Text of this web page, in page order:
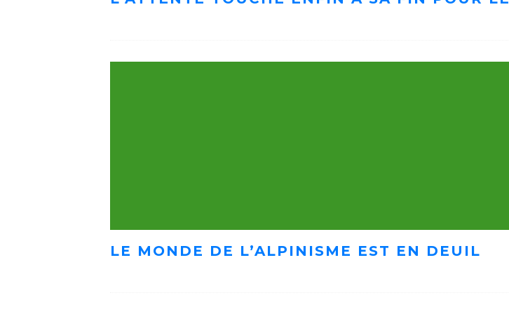
LE MONDE DE L’ALPINISME EST EN DEUIL